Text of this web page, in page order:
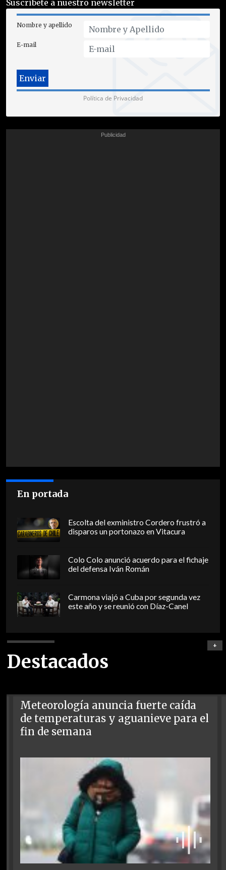
Suscríbete a nuestro newsletter
Nombre y apellido
E-mail
Política de Privacidad
En portada
Escolta del exministro Cordero frustró a
disparos un portonazo en Vitacura
Colo Colo anunció acuerdo para el fichaje
del defensa Iván Román
Carmona viajó a Cuba por segunda vez
este año y se reunió con Díaz-Canel
Destacados
+
Meteorología anuncia fuerte caída
de temperaturas y aguanieve para el
fin de semana